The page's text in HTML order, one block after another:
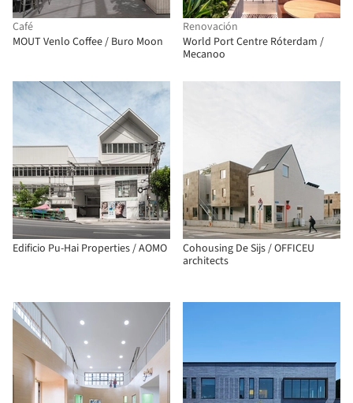
Café
MOUT Venlo Coffee / Buro Moon
Renovación
World Port Centre Róterdam /
Mecanoo
Edificio Pu-Hai Properties / AOMO
Cohousing De Sijs / OFFICEU
architects